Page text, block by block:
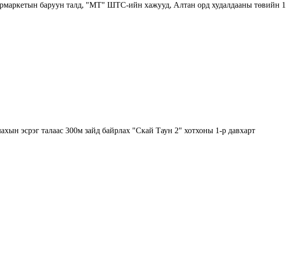
баруун талд, "МТ" ШТС-ийн хажууд, Алтан орд худалдааны төвийн 1
эсрэг талаас 300м зайд байрлах "Скай Таун 2" хотхоны 1-р давхарт